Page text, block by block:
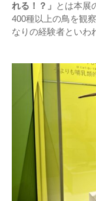
れる！？」 とは本展
400種以上の鳥を観
なりの経験者といわ